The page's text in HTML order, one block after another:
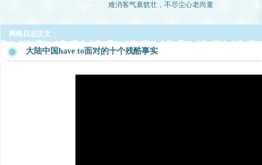
难消客气衰犹壮，不尽尘心老尚童
网络日志正文
大陆中国have to面对的十个残酷事实